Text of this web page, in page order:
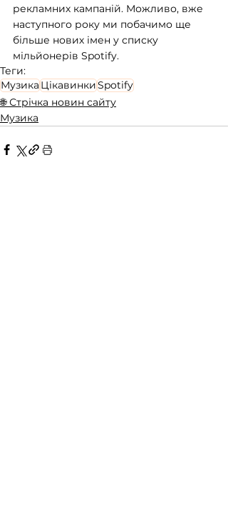
рекламних кампаній. Можливо, вже
наступного року ми побачимо ще
більше нових імен у списку
мільйонерів Spotify.
Теги:
МузикаЦікавинкиSpotify
🌐 Стрічка новин сайту
Музика